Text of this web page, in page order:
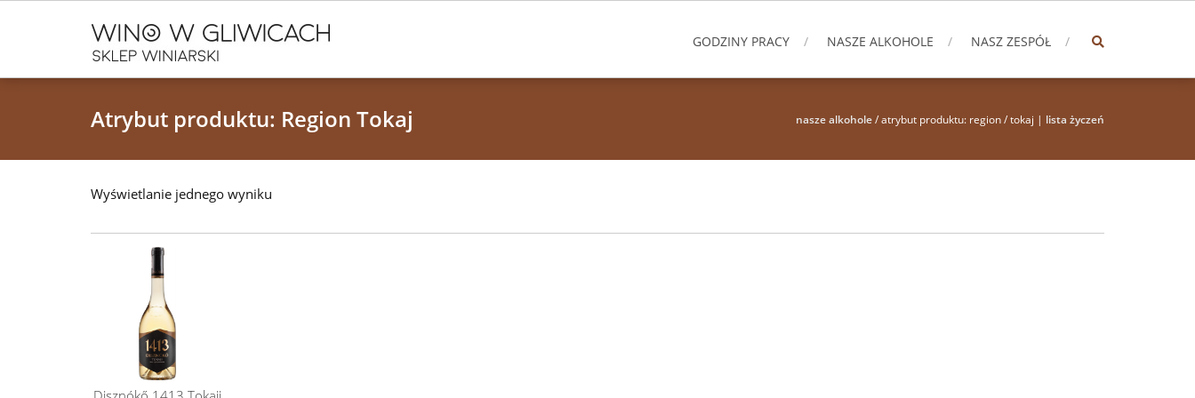
GODZINY PRACY NASZE ALKOHOLE NASZ ZESPÓŁ
Atrybut produktu: Region Tokaj nasze alkohole/ atrybut produktu: region / tokaj | lista życzeń
Wyświetlanie jednego wyniku